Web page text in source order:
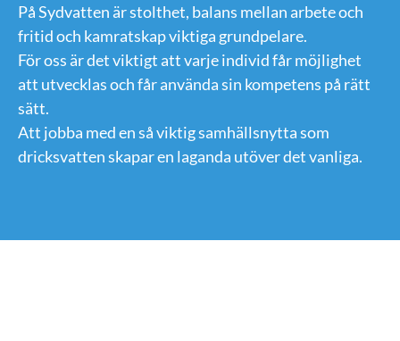
På Sydvatten är stolthet, balans mellan arbete och
fritid och kamratskap viktiga grundpelare.
För oss är det viktigt att varje individ får möjlighet
att utvecklas och får använda sin kompetens på rätt
sätt.
Att jobba med en så viktig samhällsnytta som
dricksvatten skapar en laganda utöver det vanliga.